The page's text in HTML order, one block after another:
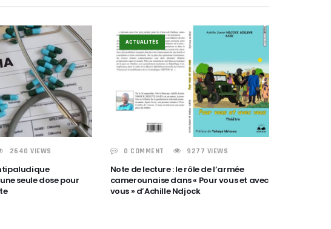
2640 VIEWS
seule dose pour
ACTUALITÉS
0 COMMENT 9277 VIEWS
Note de lecture : le rôle de l’armée
camerounaise dans « Pour vous et avec
vous » d’Achille Ndjock